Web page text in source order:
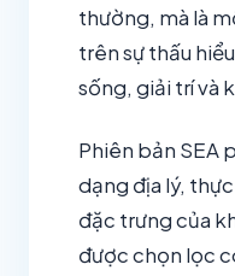
thường, mà là
trên sự thấu
sống, giải trí và
Phiên bản SEA
dạng địa lý,
đặc trưng của
được chọn lọc